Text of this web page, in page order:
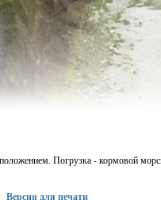
Погрузка - кормовой
Версия для печати